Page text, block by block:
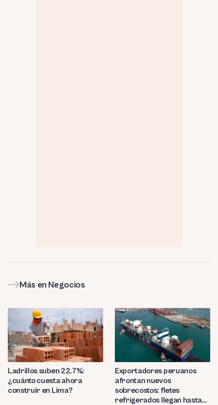
Más en Negocios
Ladrillos suben 22.7%:
¿cuánto cuesta ahora
construir en Lima?
Exportadores peruanos
afrontan nuevos
sobrecostos: fletes
refrigerados llegan hasta